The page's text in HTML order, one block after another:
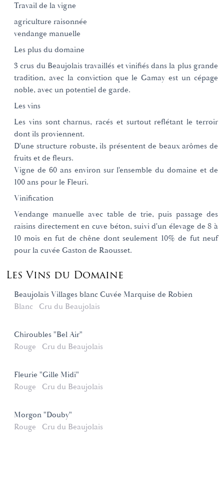
Travail de la vigne
agriculture raisonnée
vendange manuelle
Les plus du domaine
3 crus du Beaujolais travaillés et vinifiés dans la plus grande
tradition, avec la conviction que le Gamay est un cépage
noble, avec un potentiel de garde.
Les vins
Les vins sont charnus, racés et surtout reflétant le terroir
dont ils proviennent.
D'une structure robuste, ils présentent de beaux arômes de
fruits et de fleurs.
Vigne de 60 ans environ sur l'ensemble du domaine et de
100 ans pour le Fleuri.
Vinification
Vendange manuelle avec table de trie, puis passage des
raisins directement en cuve béton, suivi d'un élevage de 8 à
10 mois en fut de chêne dont seulement 10% de fut neuf
pour la cuvée Gaston de Raousset.
Les Vins du Domaine
Beaujolais Villages blanc Cuvée Marquise de Robien
Blanc
Cru du Beaujolais
Chiroubles "Bel Air"
Rouge
Cru du Beaujolais
Fleurie "Gille Midi"
Rouge
Cru du Beaujolais
Morgon "Douby"
Rouge
Cru du Beaujolais